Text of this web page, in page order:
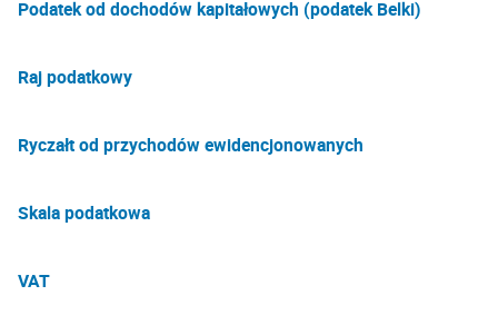
Podatek od dochodów kapitałowych (podatek Belki)
Raj podatkowy
Ryczałt od przychodów ewidencjonowanych
Skala podatkowa
VAT